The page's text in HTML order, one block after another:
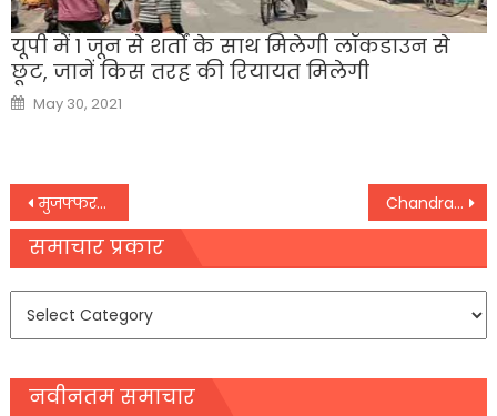
यूपी में 1 जून से शर्तों के साथ मिलेगी लॉकडाउन से
छूट, जानें किस तरह की रियायत मिलेगी
Posted
on
May 30, 2021
Post
navigation
मुजफ्फरनगर: ‘यह जानकर दुख हुआ…’ NCP ने स्मृति ईरानी की चुप्पी पर उठाया सवाल Chandrayaan-3: ‘शिव शक्ति प्वाइंट’ के पास रहस्यों की तलाश में घूम रहा प्रज्ञान रोवर,
समाचार प्रकार
समाचार
नवीनतम समाचार